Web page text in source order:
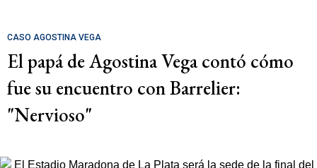
CASO AGOSTINA VEGA
El papá de Agostina Vega contó cómo
fue su encuentro con Barrelier:
"Nervioso"